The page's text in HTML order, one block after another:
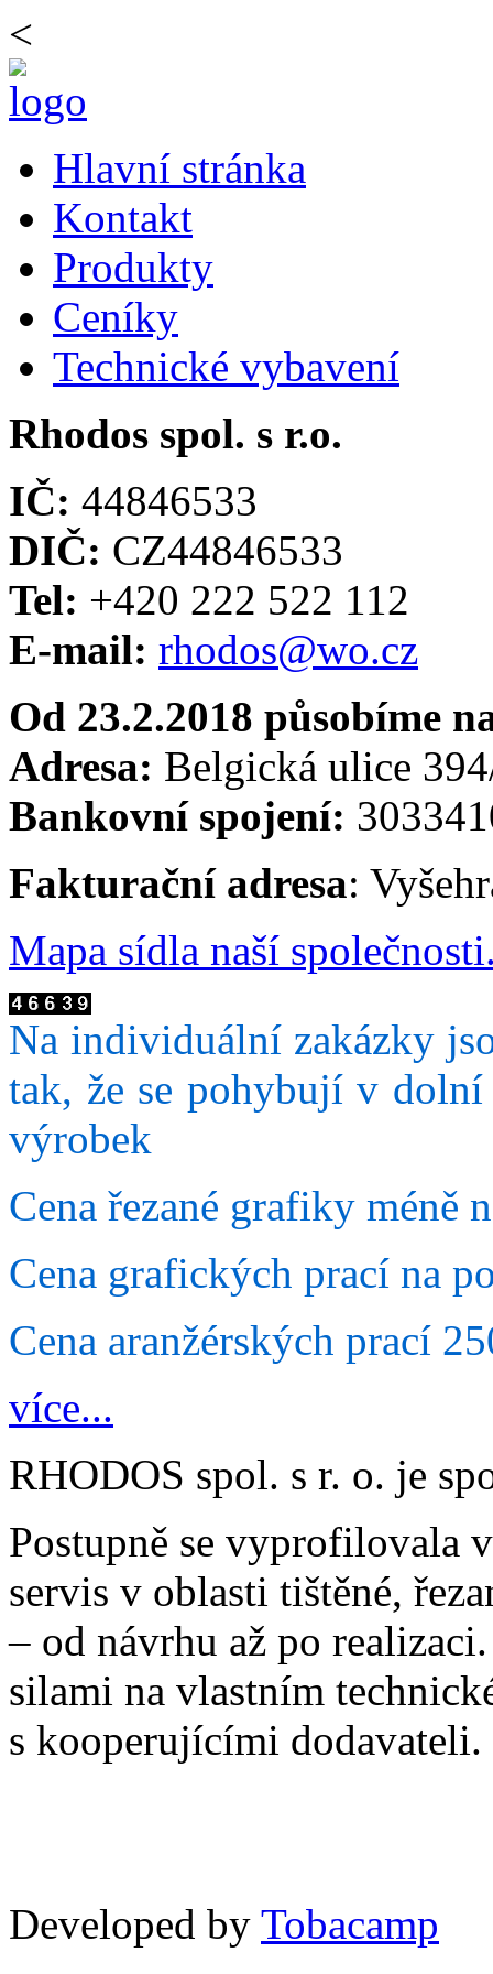
<
Hlavní stránka
Kontakt
Produkty
Ceníky
Technické vybavení
Rhodos spol. s r.o.
IČ: 44846533
DIČ: CZ44846533
Tel: +420 222 522 112
E-mail: rhodos@wo.cz
Od 23.2.2018 působíme
Adresa: Belgická ulice
Bankovní spojení:
Fakturační adresa:
Mapa sídla naší
Na individuální zakázky
tak, že se pohybují v
výrobek
Cena řezané grafiky méně
Cena grafických prací na
Cena aranžérských prací
více...
RHODOS spol. s r. o. je
Postupně se vyprofilovala
servis v oblasti tištěné,
– od návrhu až po
silami na vlastním
s kooperujícími dodavateli.
Developed by Tobacamp